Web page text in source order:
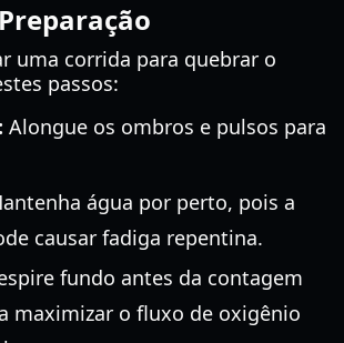
uma corrida para quebrar o
passos:
Alongue os ombros e pulsos para
água por perto, pois a
causar fadiga repentina.
fundo antes da contagem
maximizar o fluxo de oxigênio